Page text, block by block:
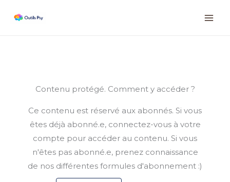
Contenu protégé. Comment y accéder ?
Ce contenu est réservé aux abonnés. Si vous
êtes déjà abonné.e, connectez-vous à votre
compte pour accéder au contenu. Si vous
n'êtes pas abonné.e, prenez connaissance
de nos différentes formules d'abonnement :)